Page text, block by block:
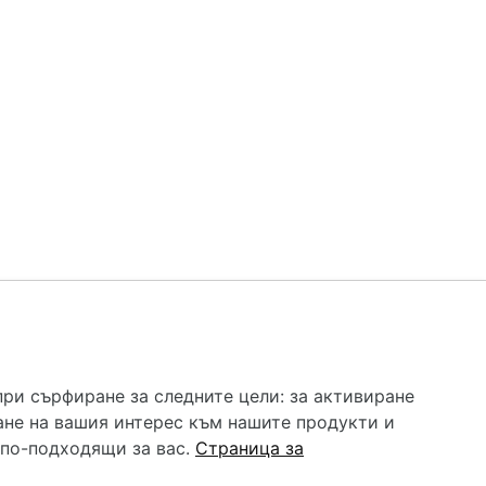
все че се полагат всички усилия за обновяване и
и самолечението могат да бъдат опасни за
помощ!
сърфиране за следните цели: за активиране
на вашия интерес към нашите продукти и
подходящи за вас. Страница за